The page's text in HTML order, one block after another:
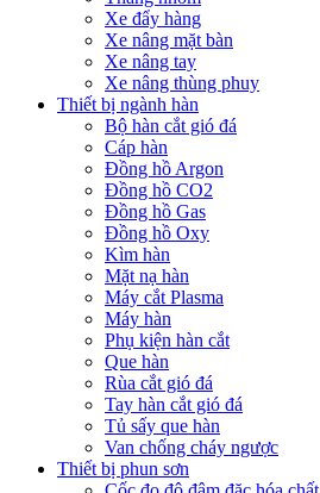
Xe đẩy hàng
Xe nâng mặt bàn
Xe nâng tay
Xe nâng thùng phuy
Thiết bị ngành hàn
Bộ hàn cắt gió đá
Cáp hàn
Đồng hồ Argon
Đồng hồ CO2
Đồng hồ Gas
Đồng hồ Oxy
Kìm hàn
Mặt nạ hàn
Máy cắt Plasma
Máy hàn
Phụ kiện hàn cắt
Que hàn
Rùa cắt gió đá
Tay hàn cắt gió đá
Tủ sấy que hàn
Van chống cháy ngược
Thiết bị phun sơn